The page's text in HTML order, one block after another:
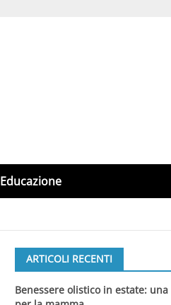
Educazione
ARTICOLI RECENTI
Benessere olistico in estate: